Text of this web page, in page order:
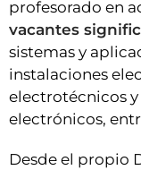
profesorado en
vacantes
sistemas y
instalaciones
electrotécnicos
electrónicos,
Desde el propio